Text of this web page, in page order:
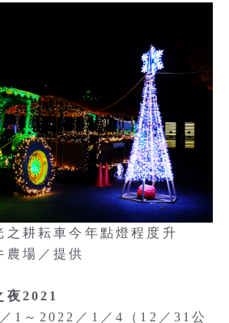
耕耘車今年點燈程度升
場／提供
夜2021
1～2022／1／4（12／31公